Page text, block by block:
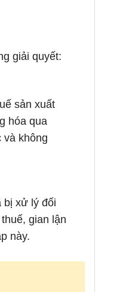
giải quyết:
sản xuất
hóa qua
và không
bị xử lý đối
gian lận
này.